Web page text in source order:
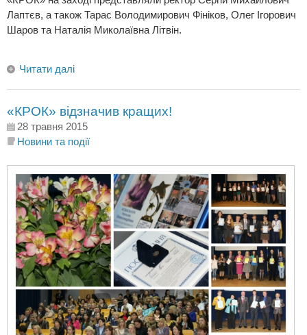
Лаптєв, а також Тарас Володимирович Фініков, Олег Ігорович
Шаров та Наталія Миколаївна Літвін.
Читати далі
«КРОК» відзначив кращих!
28 травня 2015
Новини та події